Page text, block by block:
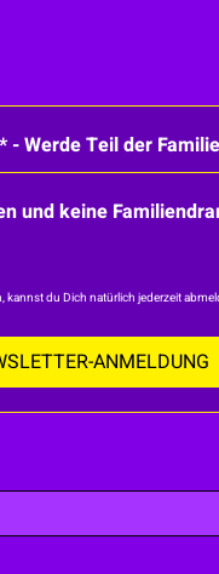
- Werde Teil der
und keine
kannst du Dich natürlich jederzeit
ANMELDUNG